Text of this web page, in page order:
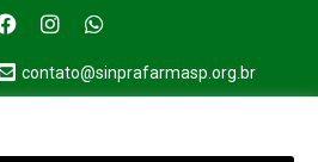
contato@sinprafarmasp.org.br